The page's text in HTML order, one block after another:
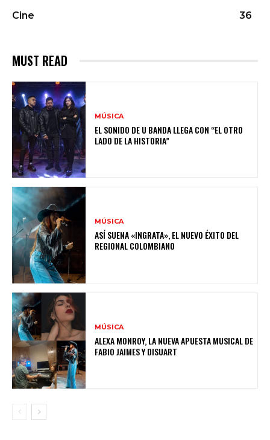
Cine
36
MUST READ
MÚSICA
EL SONIDO DE U BANDA LLEGA CON “EL OTRO
LADO DE LA HISTORIA”
MÚSICA
ASÍ SUENA «INGRATA», EL NUEVO ÉXITO DEL
REGIONAL COLOMBIANO
MÚSICA
ALEXA MONROY, LA NUEVA APUESTA MUSICAL DE
FABIO JAIMES Y DISUART